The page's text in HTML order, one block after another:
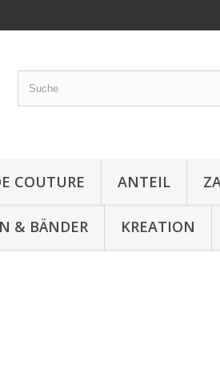
COUTURE ANTEIL
& BÄNDER KREATION